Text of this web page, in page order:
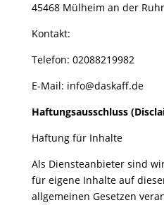
45468 Mülheim an der Ruhr
Kontakt:
Telefon: 02088219982
E-Mail: info@daskaff.de
Haftungsausschluss
Haftung für Inhalte
Als Diensteanbieter sind
für eigene Inhalte auf
allgemeinen Gesetzen